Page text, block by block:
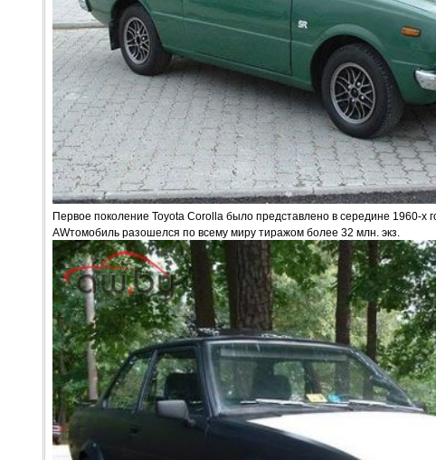
Первое поколение Toyota Corolla было представлено в середине 1960-х
AWтомобиль разошелся по всему миру тиражом более 32 млн. экз.